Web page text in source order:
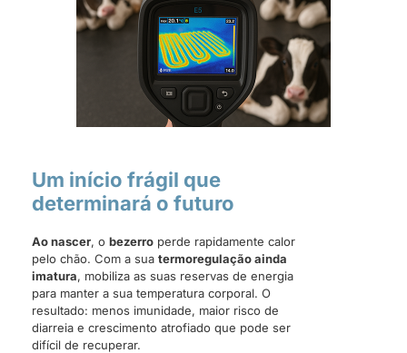
Um início frágil que
determinará o futuro
Ao nascer, o bezerro perde rapidamente calor
pelo chão. Com a sua termoregulação ainda
imatura, mobiliza as suas reservas de energia
para manter a sua temperatura corporal. O
resultado: menos imunidade, maior risco de
diarreia e crescimento atrofiado que pode ser
difícil de recuperar.